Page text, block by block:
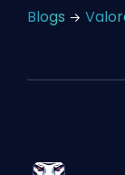
Blogs